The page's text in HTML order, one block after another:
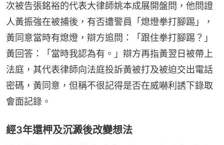
次被告張銘裕的代表大律師姚本成展開盤問，他問證
人黃振強在被捕後，有否遭警員「熄燈拳打腳踢」，
黃同意當時有熄燈，辯方追問：「跟住拳打腳踢？」
黃回答：「當時我認為有。」辯方再指黃翌日被帶上
法庭，其代表律師向法庭投訴黃被打及被迫交出電話
密碼，黃同意，但稱不很記得是否在威嚇利誘下錄取
會面記錄。
經3年還柙及沉澱後改變想法